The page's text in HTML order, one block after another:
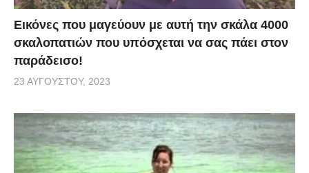
Εικόνες που μαγεύουν με αυτή την σκάλα 4000
σκαλοπατιών που υπόσχεται να σας πάει στον
παράδεισο!
23 ΑΥΓΟΎΣΤΟΥ, 2023